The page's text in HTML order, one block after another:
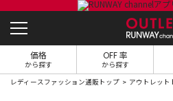
価格
から探す
OFF 率
から探す
レディースファッション通販トップ アウトレット